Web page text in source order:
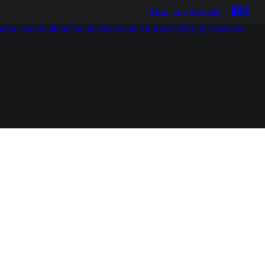
Über uns Kontakt
Events Aktuelles Bonusbierchen Bottcast H(e)art Cartoons